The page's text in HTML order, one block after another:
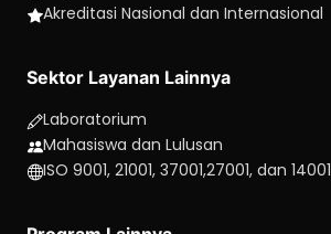
Akreditasi Nasional dan Internasional
Sektor Layanan Lainnya
Laboratorium
Mahasiswa dan Lulusan
ISO 9001, 21001, 37001,27001, dan 14001